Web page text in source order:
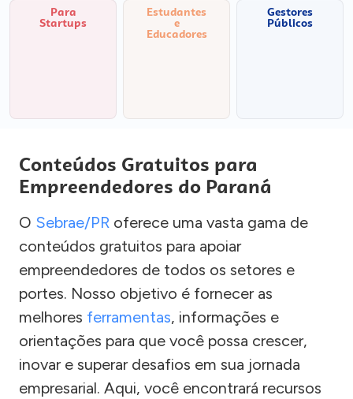
Para
Startups
Estudantes
e
Educadores
Gestores
Públicos
Conteúdos Gratuitos para
Empreendedores do Paraná
O Sebrae/PR oferece uma vasta gama de
conteúdos gratuitos para apoiar
empreendedores de todos os setores e
portes. Nosso objetivo é fornecer as
melhores ferramentas, informações e
orientações para que você possa crescer,
inovar e superar desafios em sua jornada
empresarial. Aqui, você encontrará recursos